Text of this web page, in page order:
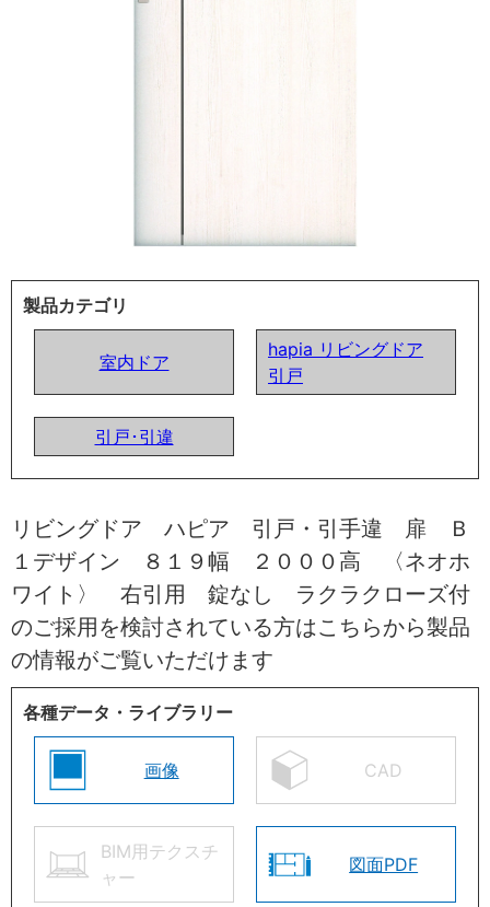
製品カテゴリ
室内ドア
hapia リビングドア
引戸
引戸･引違
リビングドア ハピア 引戸・引手違 扉 Ｂ
１デザイン ８１９幅 ２０００高 〈ネオホ
ワイト〉 右引用 錠なし ラクラクローズ付
のご採用を検討されている方はこちらから製品
の情報がご覧いただけます
各種データ・ライブラリー
画像 CAD
BIM用テクスチ
ャー
図面PDF